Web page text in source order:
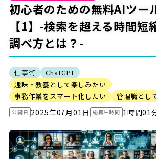
初心者のための無料AIツー
【1】-検索を超える時間短
調べ方とは？-
仕事術
ChatGPT
趣味・教養として楽しみたい
事務作業をスマート化したい
管理職とし
公開日 2025年07月01日 総再生時間 1時間01